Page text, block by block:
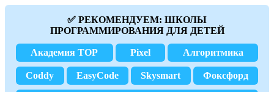
✅ РЕКОМЕНДУЕМ: ШКОЛЫ
ПРОГРАММИРОВАНИЯ ДЛЯ ДЕТЕЙ
Академия TOP Pixel Алгоритмика
Coddy EasyCode Skysmart Фоксфорд